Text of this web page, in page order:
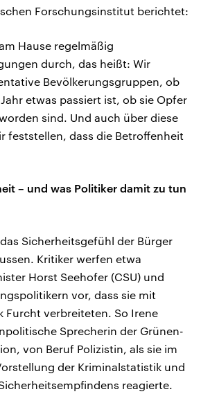
Forschungsinstitut berichtet:
Hause regelmäßig
durch, das heißt: Wir
Bevölkerungsgruppen, ob
etwas passiert ist, ob sie Opfer
sind. Und auch über diese
feststellen, dass die Betroffenheit
– und was Politiker damit zu tun
Sicherheitsgefühl der Bürger
Kritiker werfen etwa
Horst Seehofer (CSU) und
vor, dass sie mit
Furcht verbreiteten. So Irene
Sprecherin der Grünen-
von Beruf Polizistin, als sie im
der Kriminalstatistik und
reagierte.